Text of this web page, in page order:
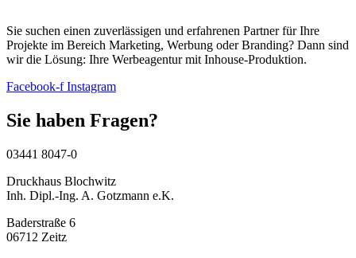
Sie suchen einen zuverlässigen und erfahrenen Partner für Ihre
Projekte im Bereich Marketing, Werbung oder Branding? Dann sind
wir die Lösung: Ihre Werbeagentur mit Inhouse-Produktion.
Facebook-f Instagram
Sie haben Fragen?
03441 8047-0
Druckhaus Blochwitz
Inh. Dipl.-Ing. A. Gotzmann e.K.
Baderstraße 6
06712 Zeitz